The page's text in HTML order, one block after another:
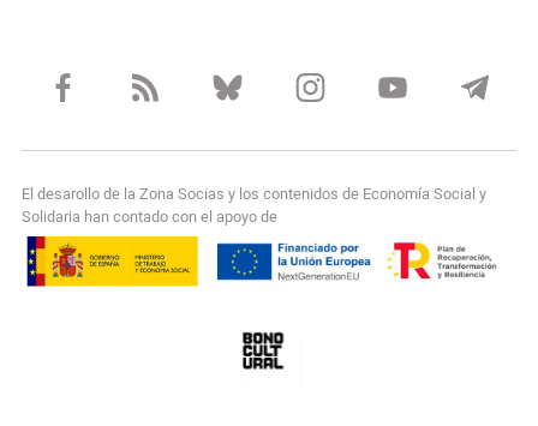
El desarollo de la Zona Socias y los contenidos de Economía Social y
Solidaria han contado con el apoyo de